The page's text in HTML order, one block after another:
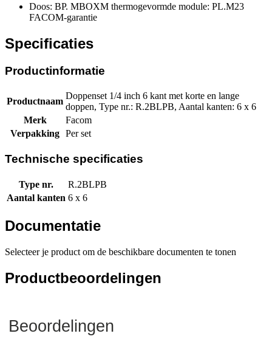
Doos: BP. MBOXM thermogevormde module: PL.M23
FACOM-garantie
Specificaties
Productinformatie
Productnaam
Doppenset 1/4 inch 6 kant met korte en lange
doppen, Type nr.: R.2BLPB, Aantal kanten: 6 x 6
Merk
Facom
Verpakking Per set
Technische specificaties
Type nr.
R.2BLPB
Aantal kanten 6 x 6
Documentatie
Selecteer je product om de beschikbare documenten te tonen
Productbeoordelingen